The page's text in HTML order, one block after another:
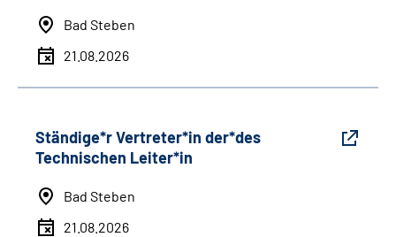
Bad Steben
21.08.2026
Ständige*r Vertreter*in der*des
Technischen Leiter*in
Bad Steben
21.08.2026